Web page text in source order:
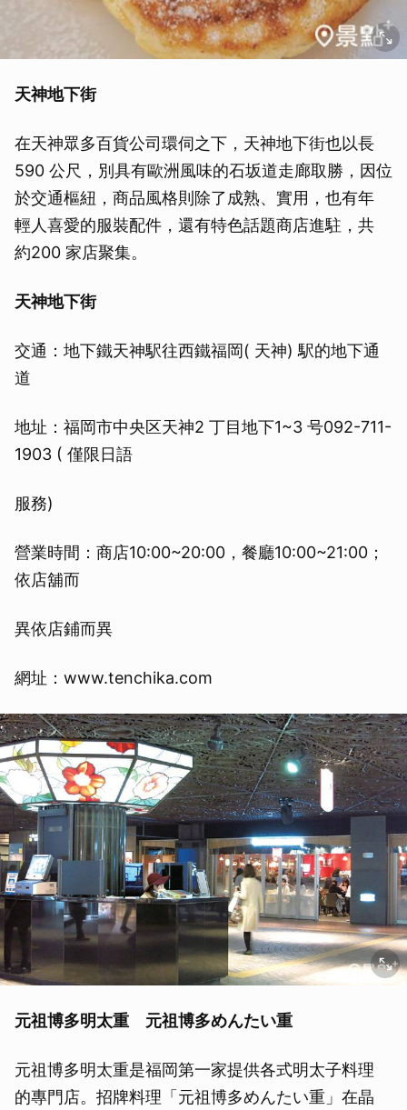
天神地下街
在天神眾多百貨公司環伺之下，天神地下街也以長
590 公尺，別具有歐洲風味的石坂道走廊取勝，因位
於交通樞紐，商品風格則除了成熟、實用，也有年
輕人喜愛的服裝配件，還有特色話題商店進駐，共
約200 家店聚集。
天神地下街
交通：地下鐵天神駅往西鐵福岡( 天神) 駅的地下通
道
地址：福岡市中央区天神2 丁目地下1~3 号092-711-
1903 ( 僅限日語
服務)
營業時間：商店10:00~20:00，餐廳10:00~21:00；
依店舖而
異依店鋪而異
網址：www.tenchika.com
元祖博多明太重 元祖博多めんたい重
元祖博多明太重是福岡第一家提供各式明太子料理
的專門店。招牌料理「元祖博多めんたい重」在晶